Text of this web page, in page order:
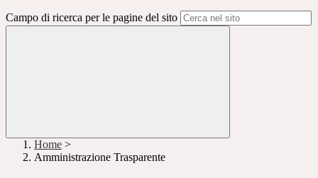
Campo di ricerca per le pagine del sito
Home >
Amministrazione Trasparente